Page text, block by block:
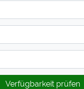
Verfügbarkeit prüfen